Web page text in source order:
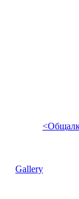
Gallery